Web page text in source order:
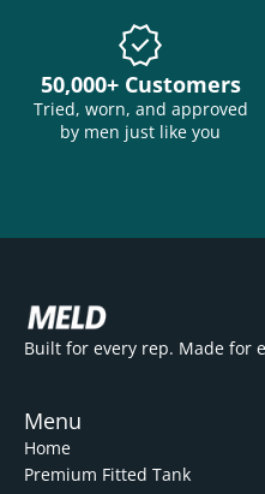
verified
50,000+ Customers
Tried, worn, and approved
by men just like you
Built for every rep. Made for
Menu
Home
Premium Fitted Tank